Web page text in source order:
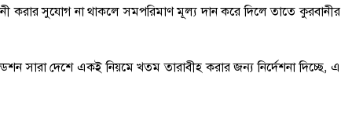
করার সুযোগ না থাকলে সমপরিমাণ মূল্য দান করে দিলে তাতে কুরবানীর
সারা দেশে একই নিয়মে খতম তারাবীহ করার জন্য নির্দেশনা দিচ্ছে, এ